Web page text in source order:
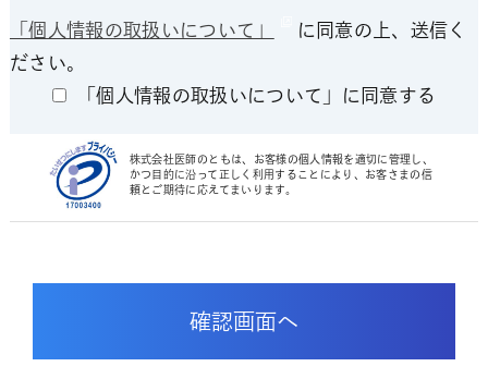
「個人情報の取扱いについて」
に同意の上、送信く
ださい。
「個人情報の取扱いについて」に同意する
株式会社医師のともは、お客様の個人情報を適切に管理し、
かつ目的に沿って正しく利用することにより、お客さまの信
頼とご期待に応えてまいります。